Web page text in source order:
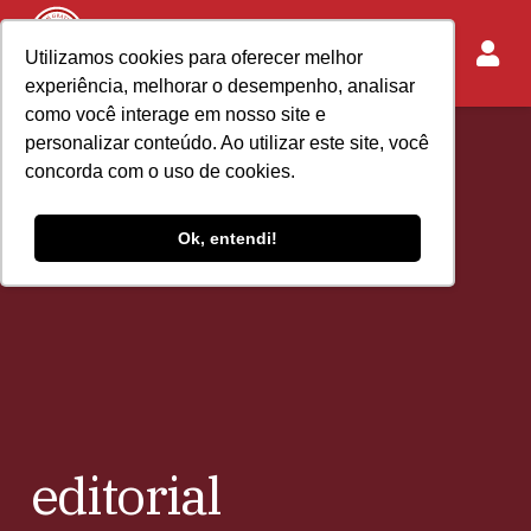
Utilizamos cookies para oferecer melhor
experiência, melhorar o desempenho, analisar
como você interage em nosso site e
personalizar conteúdo. Ao utilizar este site, você
concorda com o uso de cookies.
Ok, entendi!
editorial